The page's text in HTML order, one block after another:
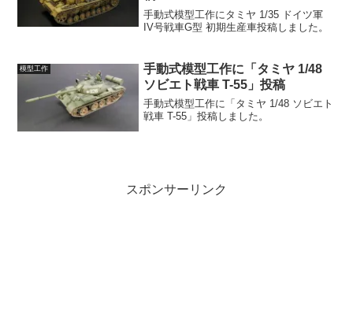
手動式模型工作にタミヤ 1/35 ドイツ軍
IV号戦車G型 初期生産車投稿しました。
模型工作
手動式模型工作に「タミヤ 1/48
ソビエト戦車 T-55」投稿
手動式模型工作に「タミヤ 1/48 ソビエト
戦車 T-55」投稿しました。
スポンサーリンク